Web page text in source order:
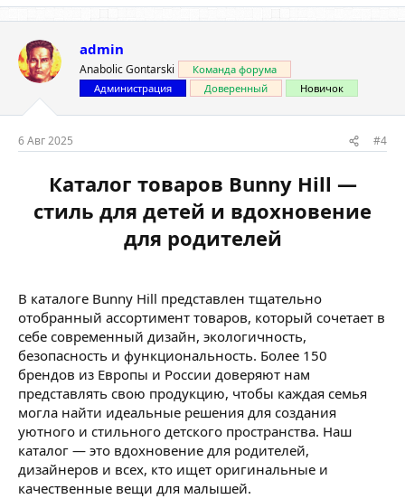
admin
Anabolic Gontarski
Команда форума
Администрация
Доверенный Новичок
6 Авг 2025 #4
Каталог товаров Bunny Hill —
стиль для детей и вдохновение
для родителей
В каталоге Bunny Hill представлен тщательно
отобранный ассортимент товаров, который сочетает в
себе современный дизайн, экологичность,
безопасность и функциональность. Более 150
брендов из Европы и России доверяют нам
представлять свою продукцию, чтобы каждая семья
могла найти идеальные решения для создания
уютного и стильного детского пространства. Наш
каталог — это вдохновение для родителей,
дизайнеров и всех, кто ищет оригинальные и
качественные вещи для малышей.